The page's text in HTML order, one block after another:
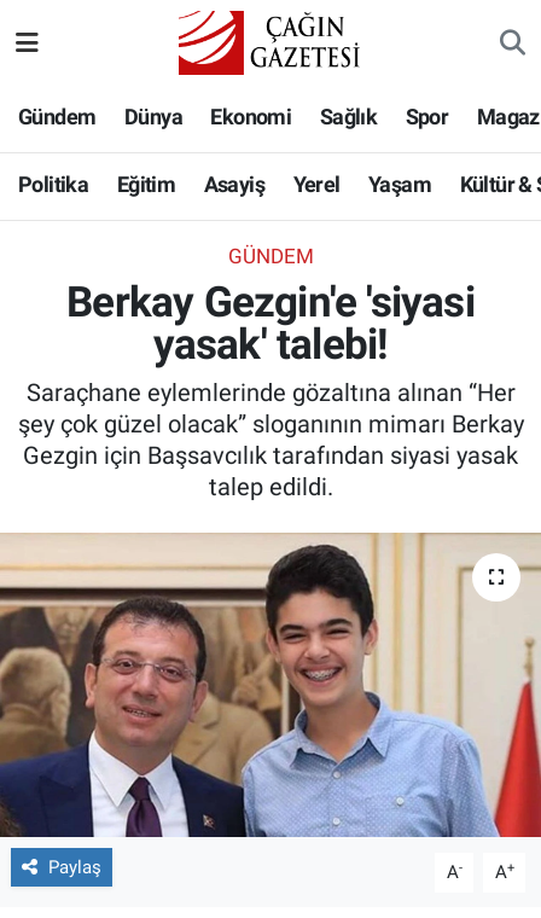
Gündem Dünya Ekonomi Sağlık Spor
Politika Eğitim Asayiş Yerel Yaşam Kültür &
GÜNDEM
Berkay Gezgin'e 'siyasi
yasak' talebi!
Saraçhane eylemlerinde gözaltına alınan “Her
şey çok güzel olacak” sloganının mimarı Berkay
Gezgin için Başsavcılık tarafından siyasi yasak
talep edildi.
Paylaş A- A+
Eğitim
Asayiş
Kültür & Sanat
Bilim-Teknoloji
Röportaj
Video Galeri
Hava Durumu
Namaz Vakitleri
Süper Lig Puan Durumu ve Fikstür
Tüm Manşetler
Son Dakika Haberleri